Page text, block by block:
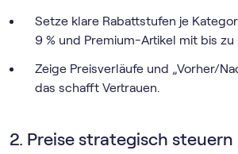
Setze klare Rabattstufen je
9 % und Premium-Artikel mit bis zu
Zeige Preisverläufe und „Vorher/
das schafft Vertrauen.
2. Preise strategisch steuern